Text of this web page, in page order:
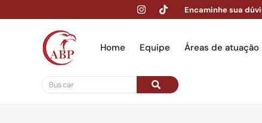
Encaminhe sua
Home Equipe Áreas de atuação